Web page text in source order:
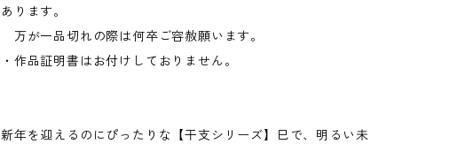
あります。
万が一品切れの際は何卒ご容赦願います。
・作品証明書はお付けしておりません。
新年を迎えるのにぴったりな【干支シリーズ】巳で、明るい未